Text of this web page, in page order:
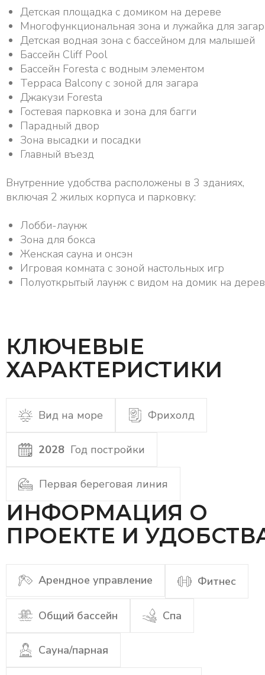
Детская площадка с домиком на дереве
Многофункциональная зона и лужайка для
Детская водная зона с бассейном для малышей
Бассейн Cliff Pool
Бассейн Foresta с водным элементом
Терраса Balcony с зоной для загара
Джакузи Foresta
Гостевая парковка и зона для багги
Парадный двор
Зона высадки и посадки
Главный въезд
Внутренние удобства расположены в 3 зданиях,
включая 2 жилых корпуса и парковку:
Лобби-лаунж
Зона для бокса
Женская сауна и онсэн
Игровая комната с зоной настольных игр
Полуоткрытый лаунж с видом на домик на
КЛЮЧЕВЫЕ
ХАРАКТЕРИСТИКИ
Вид на море Фрихолд
2028 Год постройки
Первая береговая линия
ИНФОРМАЦИЯ О
ПРОЕКТЕ И
Арендное управление Фитнес
Общий бассейн Спа
Сауна/парная